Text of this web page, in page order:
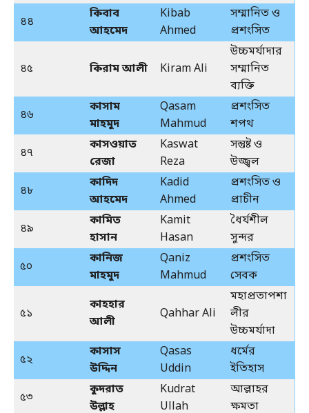
৪৪
কিবাব
আহমেদ
Kibab
Ahmed
সম্মানিত ও
প্রশংসিত
৪৫ কিরাম আলী Kiram Ali
উচ্চমর্যাদার
সম্মানিত
ব্যক্তি
৪৬
কাসাম
মাহমুদ
Qasam
Mahmud
প্রশংসিত
শপথ
৪৭
কাসওয়াত
রেজা
Kaswat
Reza
সন্তুষ্ট ও
উজ্জ্বল
৪৮
কাদিদ
আহমেদ
Kadid
Ahmed
প্রশংসিত ও
প্রাচীন
৪৯
কামিত
হাসান
Kamit
Hasan
ধৈর্যশীল
সুন্দর
৫০
কানিজ
মাহমুদ
Qaniz
Mahmud
প্রশংসিত
সেবক
৫১
কাহহার
আলী
Qahhar Ali
মহাপ্রতাপশা
লীর
উচ্চমর্যাদা
৫২
কাসাস
উদ্দিন
Qasas
Uddin
ধর্মের
ইতিহাস
৫৩
কুদরাত
উল্লাহ
Kudrat
Ullah
আল্লাহর
ক্ষমতা